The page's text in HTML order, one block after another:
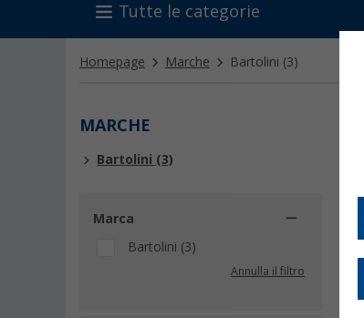
Tutte le categorie
Homepage Marche Bartolini (3)
MARCHE
Bartolini (3)
Marca
Bartolini (3)
Annulla il filtro